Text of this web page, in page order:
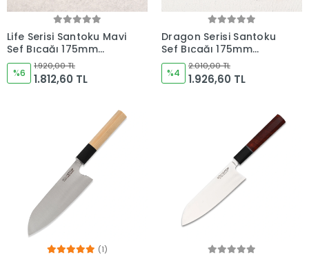
Life Serisi Santoku Mavi
Şef Bıçağı 175mm
Namlu - Kocakaya
Bıçakları
%6
1.920,00 TL
1.812,60 TL
Dragon Serisi Santoku
Şef Bıçağı 175mm
Namlu - Kocakaya
Bıçakları
%4
2.010,00 TL
1.926,60 TL
(1)